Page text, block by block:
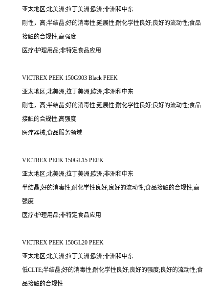
亚太地区;北美洲;拉丁美洲;欧洲;非洲和中东
刚性，高;半结晶;好的消毒性;延展性;耐化学性良好;良好的流动性;食品
接触的合规性;高强度
医疗/护理用品;非特定食品应用
VICTREX PEEK 150G903 Black PEEK
亚太地区;北美洲;拉丁美洲;欧洲;非洲和中东
刚性，高;半结晶;好的消毒性;延展性;耐化学性良好;良好的流动性;食品
接触的合规性;高强度
医疗器械;食品服务领域
VICTREX PEEK 150GL15 PEEK
亚太地区;北美洲;拉丁美洲;欧洲;非洲和中东
半结晶;好的消毒性;耐化学性良好;良好的流动性;食品接触的合规性;高
强度
医疗/护理用品;非特定食品应用
VICTREX PEEK 150GL20 PEEK
亚太地区;北美洲;拉丁美洲;欧洲;非洲和中东
低CLTE;半结晶;好的消毒性;耐化学性良好;良好的强度;良好的流动性;食
品接触的合规性